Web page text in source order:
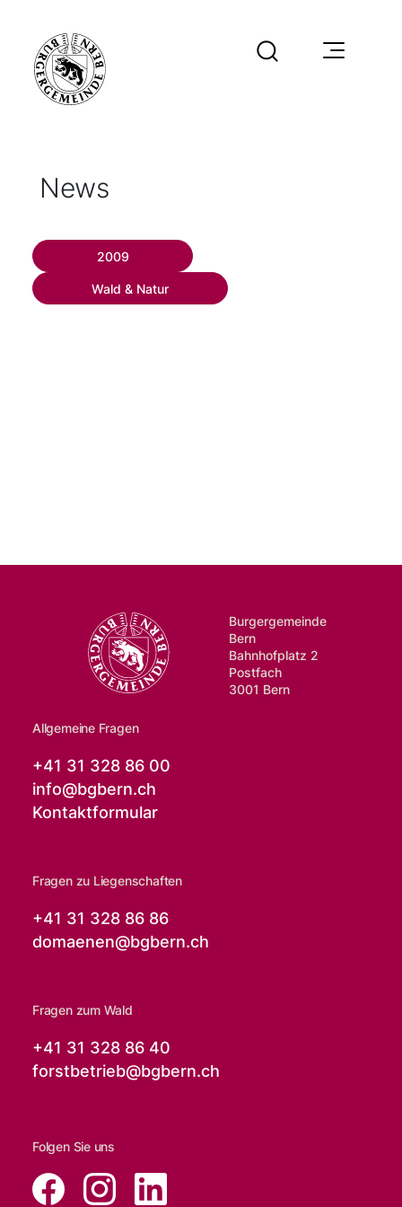
News
2009
Wald & Natur
Burgergemeinde
Bern
Bahnhofplatz 2
Postfach
3001 Bern
Allgemeine Fragen
+41 31 328 86 00
info@bgbern.ch
Kontaktformular
Fragen zu Liegenschaften
+41 31 328 86 86
domaenen@bgbern.ch
Fragen zum Wald
+41 31 328 86 40
forstbetrieb@bgbern.ch
Folgen Sie uns